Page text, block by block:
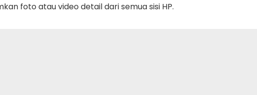
foto atau video detail dari semua sisi HP.